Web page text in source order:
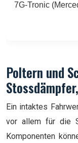
7G-Tronic
Poltern und
Ein intaktes
vor allem für die
Komponenten